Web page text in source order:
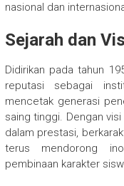
nasional dan
Sejarah dan
Didirikan pada tahun
reputasi sebagai
mencetak generasi
saing tinggi. Dengan
dalam prestasi,
terus mendorong
pembinaan karakter